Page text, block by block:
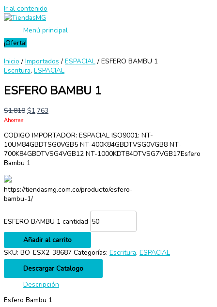
Ir al contenido
Menú principal
¡Oferta!
Inicio / Importados / ESPACIAL / ESFERO BAMBU 1
Escritura, ESPACIAL
ESFERO BAMBU 1
$1,818 $1,763
Ahorras
CODIGO IMPORTADOR: ESPACIAL ISO9001: NT-
10UM84GBDTSG0VGB5 NT-400K84GBDTVSG0VGB8 NT-
700K84GBDTVSG4VGB12 NT-1000KDT84DTVSG7VGB17Esfero
Bambu 1
https://tiendasmg.com.co/producto/esfero-
bambu-1/
ESFERO BAMBU 1 cantidad
Añadir al carrito
SKU: BO-ESX2-38687 Categorías: Escritura, ESPACIAL
Descargar Catalogo
Descripción
Esfero Bambu 1